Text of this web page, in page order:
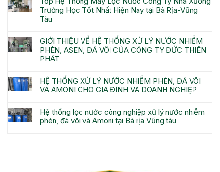
Trường Học Tốt Nhất Hiện Nay tại Bà Rịa-Vũng
Tàu
GIỚI THIỆU VỀ HỆ THỐNG XỬ LÝ NƯỚC NHIỄM
PHÈN, ASEN, ĐÁ VÔI CỦA CÔNG TY ĐỨC THIÊN
PHÁT
HỆ THỐNG XỬ LÝ NƯỚC NHIỄM PHÈN, ĐÁ VÔI
VÀ AMONI CHO GIA ĐÌNH VÀ DOANH NGHIỆP
Hệ thống lọc nước công nghiệp xử lý nước nhiễm
phèn, đá vôi và Amoni tại Bà rịa Vũng tàu